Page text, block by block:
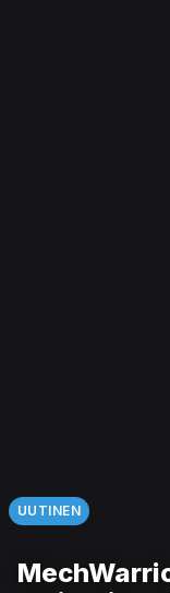
UUTINEN